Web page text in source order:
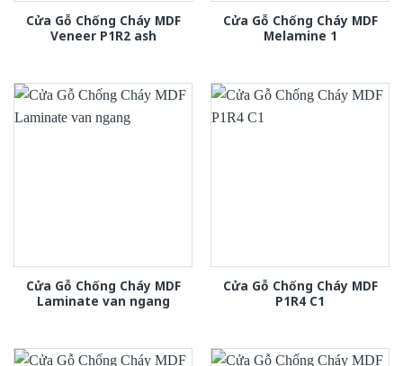
Cửa Gỗ Chống Cháy MDF
Veneer P1R2 ash
Cửa Gỗ Chống Cháy MDF
Melamine 1
Cửa Gỗ Chống Cháy MDF
Laminate van ngang
Cửa Gỗ Chống Cháy MDF
P1R4 C1